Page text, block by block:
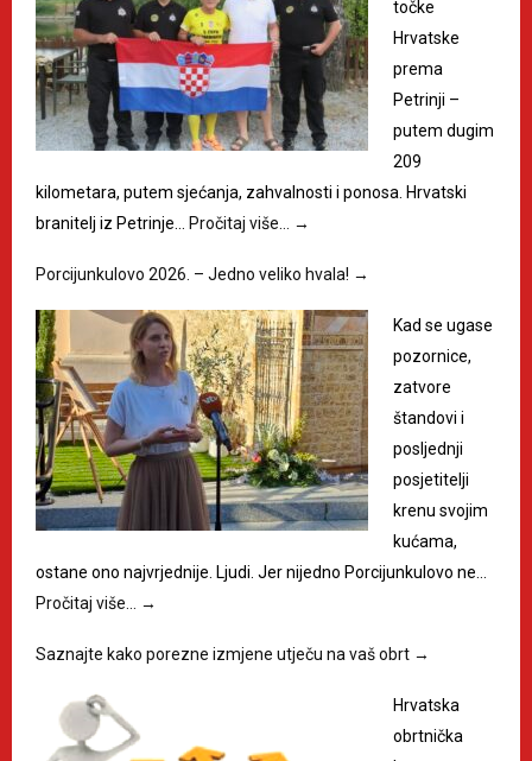
točke
Hrvatske
prema
Petrinji –
putem dugim
209
kilometara, putem sjećanja, zahvalnosti i ponosa. Hrvatski
branitelj iz Petrinje… Pročitaj više… →
Porcijunkulovo 2026. – Jedno veliko hvala! →
Kad se ugase
pozornice,
zatvore
štandovi i
posljednji
posjetitelji
krenu svojim
kućama,
ostane ono najvrjednije. Ljudi. Jer nijedno Porcijunkulovo ne…
Pročitaj više…
→
Saznajte kako porezne izmjene utječu na vaš obrt →
Hrvatska
obrtnička